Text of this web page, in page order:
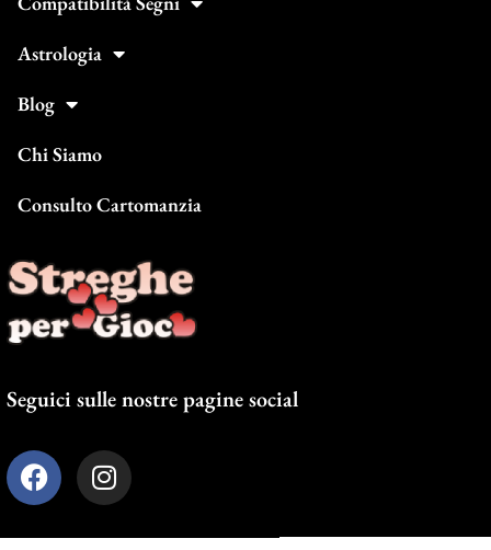
Astrologia
Blog
Chi Siamo
Consulto Cartomanzia
Seguici sulle nostre pagine social
F
a
I
n